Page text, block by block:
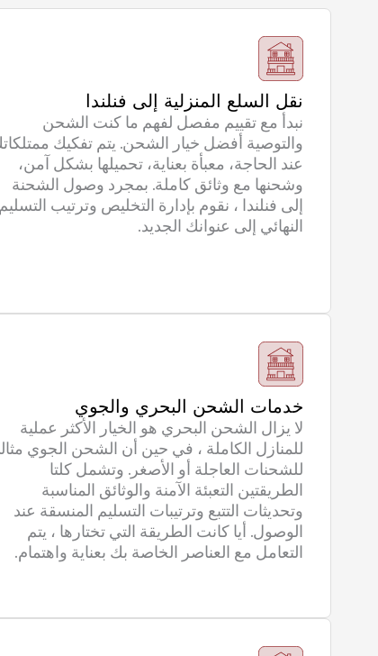
نقل السلع المنزلية إلى فنلندا
نبدأ مع تقييم مفصل لفهم ما كنت الشحن
والتوصية أفضل خيار الشحن. يتم تفكيك
عند الحاجة، معبأة بعناية، تحميلها بشكل آمن،
وشحنها مع وثائق كاملة. بمجرد وصول الشحنة
إلى فنلندا ، نقوم بإدارة التخليص وترتيب التسليم
النهائي إلى عنوانك الجديد.
خدمات الشحن البحري والجوي
لا يزال الشحن البحري هو الخيار الأكثر عملية
للمنازل الكاملة ، في حين أن الشحن الجوي
للشحنات العاجلة أو الأصغر. وتشمل كلتا
الطريقتين التعبئة الآمنة والوثائق المناسبة
وتحديثات التتبع وترتيبات التسليم المنسقة عند
الوصول. أيا كانت الطريقة التي تختارها ، يتم
التعامل مع العناصر الخاصة بك بعناية واهتمام.